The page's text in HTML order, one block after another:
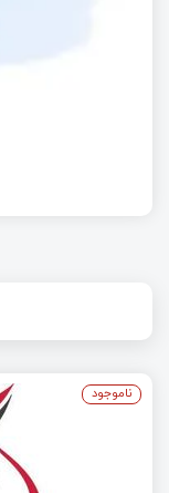
ناموجود